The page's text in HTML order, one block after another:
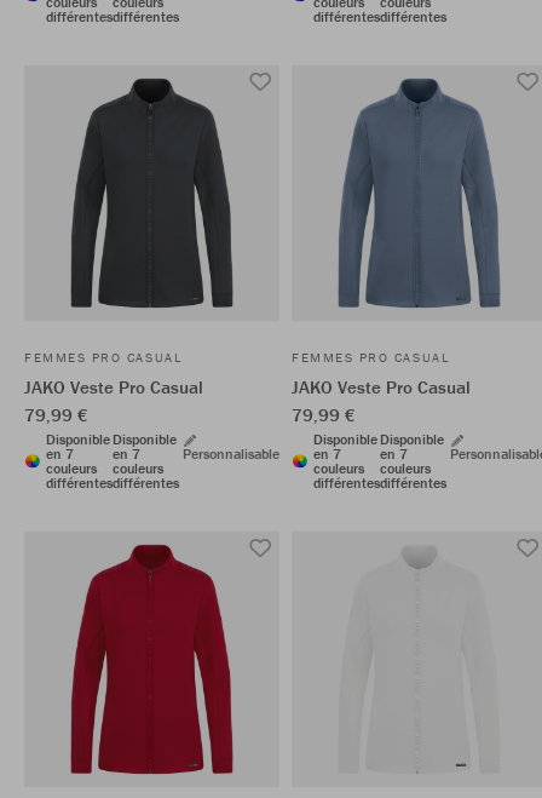
différentesdifférentes
différentesdifférentes
FEMMES PRO CASUAL
JAKO Veste Pro Casual
79,99 €
Disponible
en 7
couleurs
différentes
Disponible
en 7
couleurs
différentes
Personnalisable
FEMMES PRO CASUAL
JAKO Veste Pro Casual
79,99 €
Disponible
en 7
couleurs
différentes
Disponible
en 7
couleurs
différentes